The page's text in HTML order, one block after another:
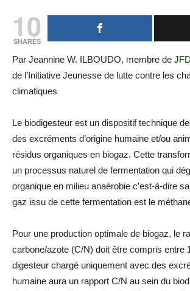
10
SHARES
Par Jeannine W. ILBOUDO, membre de
de l’Initiative Jeunesse de lutte contre les
climatiques
Le biodigesteur est un dispositif technique
des excréments d’origine humaine et/ou
résidus organiques en biogaz. Cette
un processus naturel de fermentation qui
organique en milieu anaérobie c’est-à-dire
gaz issu de cette fermentation est le
Pour une production optimale de biogaz, le
carbone/azote (C/N) doit être compris entre
digesteur chargé uniquement avec des
humaine aura un rapport C/N au sein du